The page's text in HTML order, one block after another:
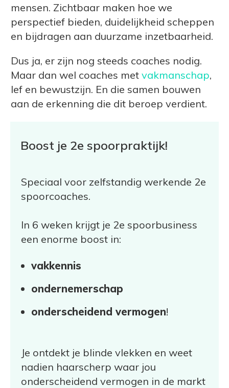
mensen. Zichtbaar maken hoe we
perspectief bieden, duidelijkheid scheppen
en bijdragen aan duurzame inzetbaarheid.
Dus ja, er zijn nog steeds coaches nodig.
Maar dan wel coaches met vakmanschap,
lef en bewustzijn. En die samen bouwen
aan de erkenning die dit beroep verdient.
Boost je 2e spoorpraktijk!
Speciaal voor zelfstandig werkende 2e
spoorcoaches.
In 6 weken krijgt je 2e spoorbusiness
een enorme boost in:
vakkennis
ondernemerschap
onderscheidend vermogen!
Je ontdekt je blinde vlekken en weet
nadien haarscherp waar jou
onderscheidend vermogen in de markt